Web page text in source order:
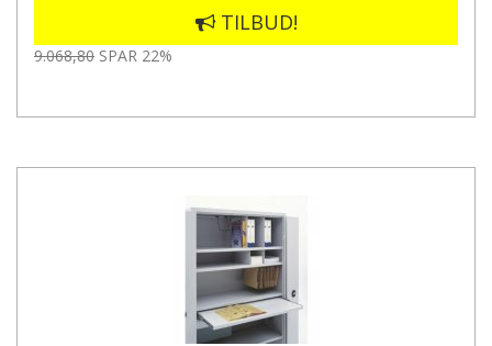
TILBUD!
9.068,80 SPAR 22%